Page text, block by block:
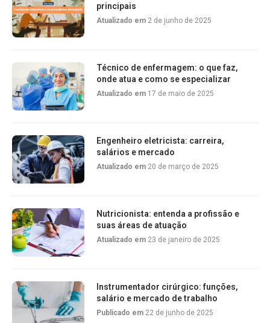
principais
Atualizado em 2 de junho de 2025
Técnico de enfermagem: o que faz,
onde atua e como se especializar
Atualizado em 17 de maio de 2025
Engenheiro eletricista: carreira,
salários e mercado
Atualizado em 20 de março de 2025
Nutricionista: entenda a profissão e
suas áreas de atuação
Atualizado em 23 de janeiro de 2025
Instrumentador cirúrgico: funções,
salário e mercado de trabalho
Publicado em 22 de junho de 2025